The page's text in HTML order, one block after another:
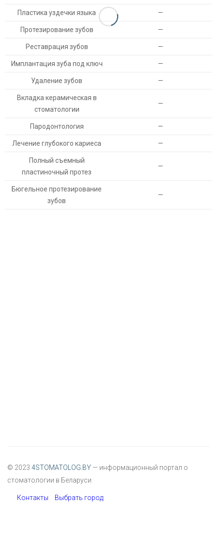
Пластика уздечки языка —
Протезирование зубов —
Реставрация зубов —
Имплантация зуба под ключ —
Удаление зубов —
Вкладка керамическая в
стоматологии
—
Пародонтология —
Лечение глубокого кариеса —
Полный съемный
пластиночный протез
—
Бюгельное протезирование
зубов
—
© 2023 4STOMATOLOG.BY — информационный портал о
стоматологии в Беларуси
Контакты Выбрать город